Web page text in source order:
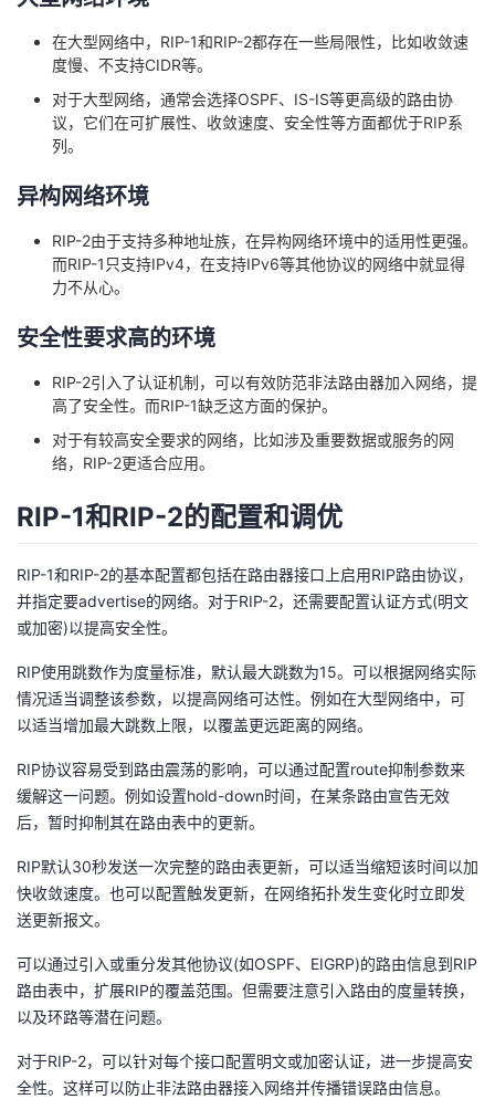
在大型网络中，RIP-1和RIP-2都存在一些局限性，比如收敛速
度慢、不支持CIDR等。
对于大型网络，通常会选择OSPF、IS-IS等更高级的路由协
议，它们在可扩展性、收敛速度、安全性等方面都优于RIP系
列。
异构网络环境
RIP-2由于支持多种地址族，在异构网络环境中的适用性更强。
而RIP-1只支持IPv4，在支持IPv6等其他协议的网络中就显得
力不从心。
安全性要求高的环境
RIP-2引入了认证机制，可以有效防范非法路由器加入网络，提
高了安全性。而RIP-1缺乏这方面的保护。
对于有较高安全要求的网络，比如涉及重要数据或服务的网
络，RIP-2更适合应用。
RIP-1和RIP-2的配置和调优
RIP-1和RIP-2的基本配置都包括在路由器接口上启用RIP路由协议，
并指定要advertise的网络。对于RIP-2，还需要配置认证方式(明文
或加密)以提高安全性。
RIP使用跳数作为度量标准，默认最大跳数为15。可以根据网络实际
情况适当调整该参数，以提高网络可达性。例如在大型网络中，可
以适当增加最大跳数上限，以覆盖更远距离的网络。
RIP协议容易受到路由震荡的影响，可以通过配置route抑制参数来
缓解这一问题。例如设置hold-down时间，在某条路由宣告无效
后，暂时抑制其在路由表中的更新。
RIP默认30秒发送一次完整的路由表更新，可以适当缩短该时间以加
快收敛速度。也可以配置触发更新，在网络拓扑发生变化时立即发
送更新报文。
可以通过引入或重分发其他协议(如OSPF、EIGRP)的路由信息到RIP
路由表中，扩展RIP的覆盖范围。但需要注意引入路由的度量转换，
以及环路等潜在问题。
对于RIP-2，可以针对每个接口配置明文或加密认证，进一步提高安
全性。这样可以防止非法路由器接入网络并传播错误路由信息。